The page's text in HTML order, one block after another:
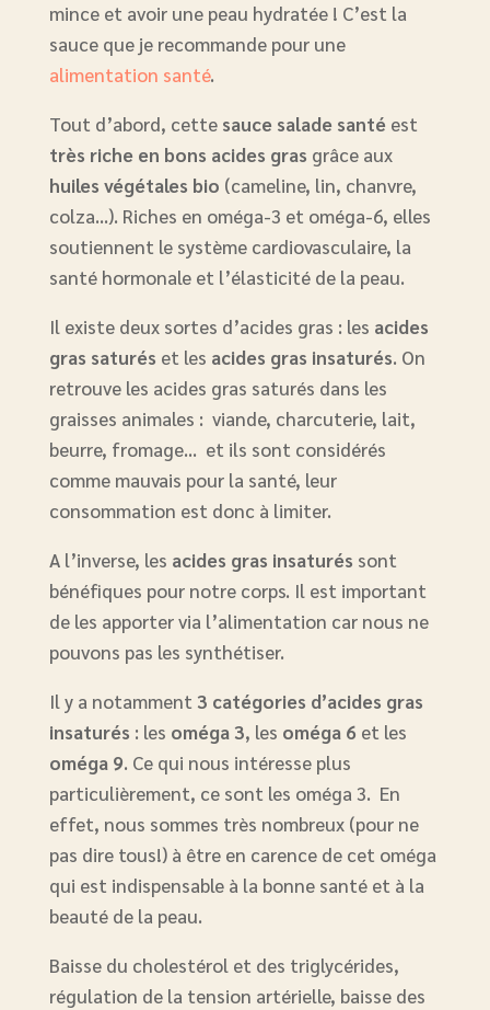
mince et avoir une peau hydratée ! C’est la
sauce que je recommande pour une
alimentation santé.
Tout d’abord, cettesauce salade santé est
très riche en bons acides gras grâce aux
huiles végétales bio (cameline, lin, chanvre,
colza…). Riches en oméga-3 et oméga-6, elles
soutiennent le système cardiovasculaire, la
santé hormonale et l’élasticité de la peau.
Il existe deux sortes d’acides gras : les acides
gras saturés et les acides gras insaturés. On
retrouve les acides gras saturés dans les
graisses animales : viande, charcuterie, lait,
beurre, fromage… et ils sont considérés
comme mauvais pour la santé, leur
consommation est donc à limiter.
A l’inverse, les acides gras insaturés sont
bénéfiques pour notre corps. Il est important
de les apporter via l’alimentation car nous ne
pouvons pas les synthétiser.
Il y a notamment 3 catégories d’acides gras
insaturés : les oméga 3, les oméga 6 et les
oméga 9. Ce qui nous intéresse plus
particulièrement, ce sont les oméga 3. En
effet, nous sommes très nombreux (pour ne
pas dire tous!) à être en carence de cet oméga
qui est indispensable à la bonne santé et à la
beauté de la peau.
Baisse du cholestérol et des triglycérides,
régulation de la tension artérielle, baisse des